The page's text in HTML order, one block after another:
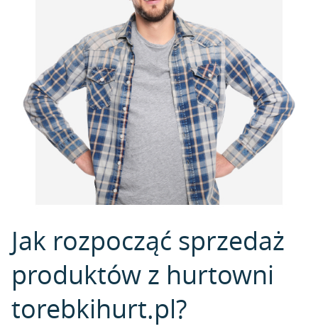
Jak rozpocząć sprzedaż
produktów z hurtowni
torebkihurt.pl?